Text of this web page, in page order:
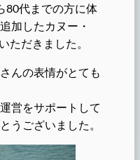
80代までの方に体
加したカヌー・
ただきました。
んの表情がとても
営をサポートして
うございました。